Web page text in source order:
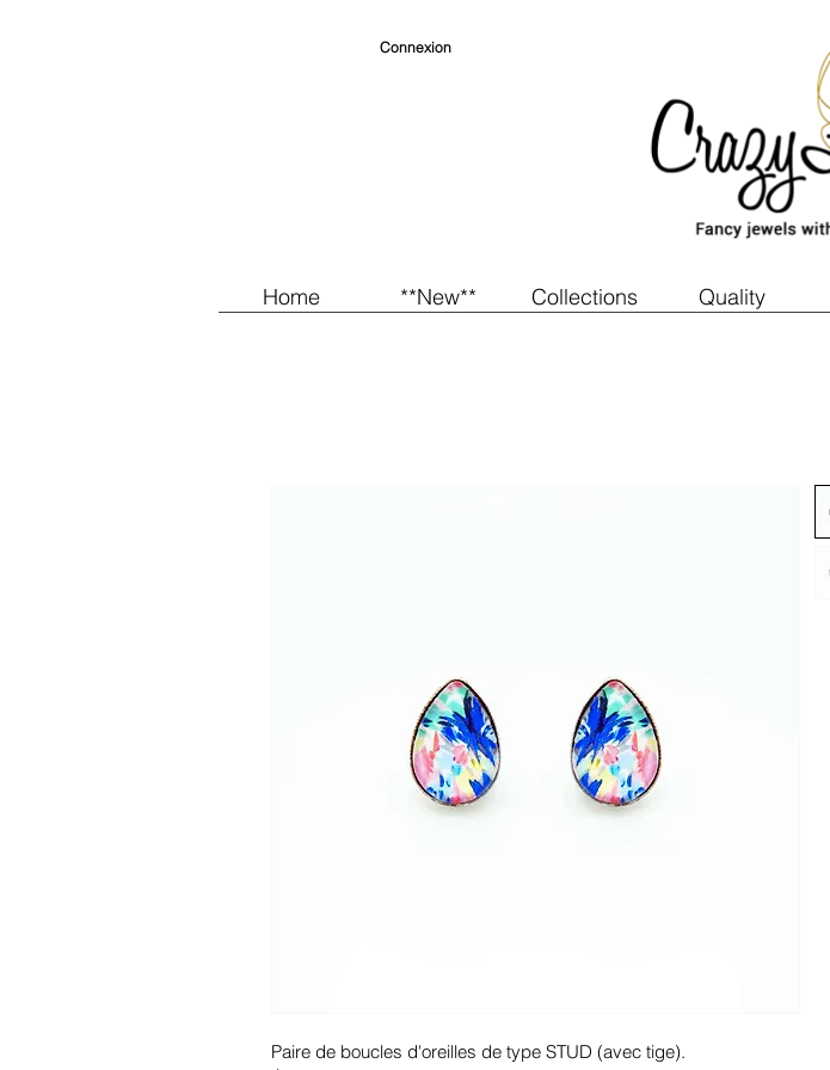
Home **New** Collections Quality
Connexion
Paire de boucles d'oreilles de type STUD (avec tige).